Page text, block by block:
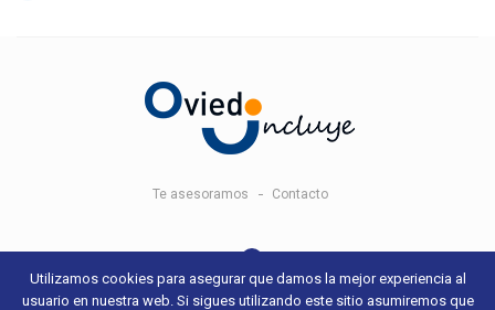
Te asesoramos Contacto
© 2018 Oviedo Incluye - Aviso legal y condiciones de uso- Sitio web
Utilizamos cookies para asegurar que damos la mejor experiencia al
usuario en nuestra web. Si sigues utilizando este sitio asumiremos que